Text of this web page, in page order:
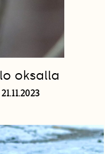
oksalla